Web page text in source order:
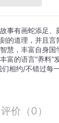
事有画蛇添足
的道理，并且言
慧，丰富自身
富的语言“养料”
相约/不错过每
评价 （0 ）